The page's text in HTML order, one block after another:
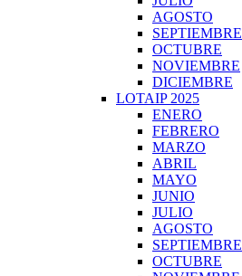
AGOSTO
SEPTIEMBRE
OCTUBRE
NOVIEMBRE
DICIEMBRE
LOTAIP 2025
ENERO
FEBRERO
MARZO
ABRIL
MAYO
JUNIO
JULIO
AGOSTO
SEPTIEMBRE
OCTUBRE